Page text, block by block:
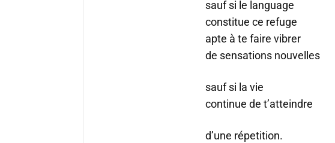
sauf si le language
constitue ce refuge
apte à te faire vibrer
de sensations nouvelles
sauf si la vie
continue de t’atteindre
d’une répetition.